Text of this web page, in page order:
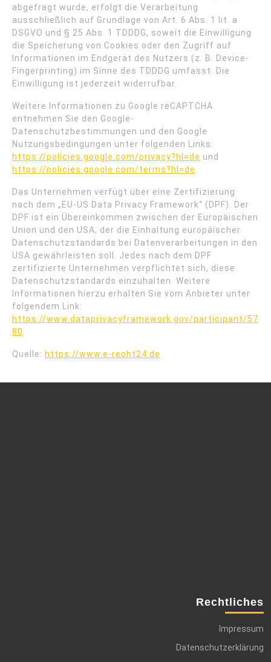
abgefragt wurde, erfolgt die Verarbeitung
ausschließlich auf Grundlage von Art. 6 Abs. 1 lit. a
DSGVO und § 25 Abs. 1 TDDDG, soweit die Einwilligung
die Speicherung von Cookies oder den Zugriff auf
Informationen im Endgerät des Nutzers (z. B. Device-
Fingerprinting) im Sinne des TDDDG umfasst. Die
Einwilligung ist jederzeit widerrufbar.
Weitere Informationen zu Google reCAPTCHA
entnehmen Sie den Google-
Datenschutzbestimmungen und den Google
Nutzungsbedingungen unter folgenden Links:
https://policies.google.com/privacy?hl=de und
https://policies.google.com/terms?hl=de
Das Unternehmen verfügt über eine Zertifizierung
nach dem „EU-US Data Privacy Framework“ (DPF). Der
DPF ist ein Übereinkommen zwischen der Europäischen
Union und den USA, der die Einhaltung europäischer
Datenschutzstandards bei Datenverarbeitungen in den
USA gewährleisten soll. Jedes nach dem DPF
zertifizierte Unternehmen verpflichtet sich, diese
Datenschutzstandards einzuhalten. Weitere
Informationen hierzu erhalten Sie vom Anbieter unter
folgendem Link:
https://www.dataprivacyframework.gov/participant/57
80
Quelle: https://www.e-recht24.de
Rechtliches
Impressum
Datenschutzerklärung